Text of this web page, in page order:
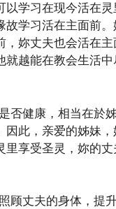
以学习在现今活在
故学习活在主面前
，妳丈夫也会活在
就越能在教会生活中
健康，相当在於姊
因此，亲爱的姊妹
里享受圣灵，妳的
丈夫的身体，提升